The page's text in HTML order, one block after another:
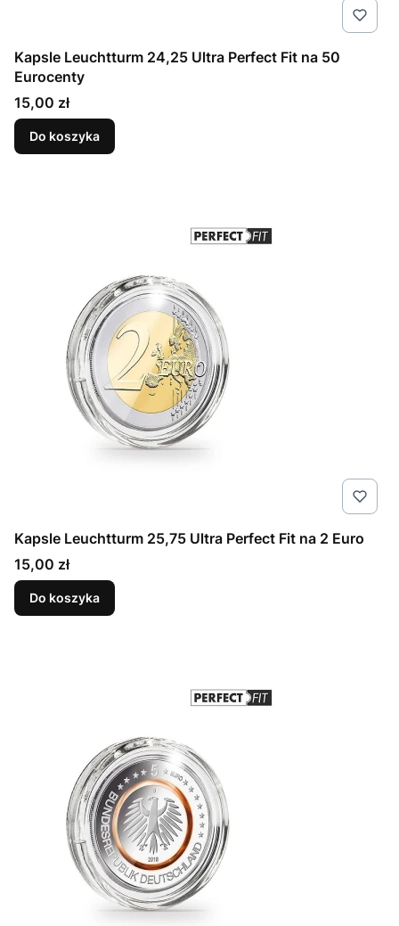
Kapsle Leuchtturm 24,25 Ultra Perfect Fit na 50
Eurocenty
Cena
15,00 zł
Do koszyka
Kapsle Leuchtturm 25,75 Ultra Perfect Fit na 2 Euro
Cena
15,00 zł
Do koszyka